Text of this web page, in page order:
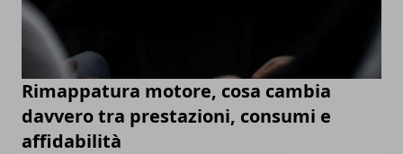
Rimappatura motore, cosa cambia
davvero tra prestazioni, consumi e
affidabilità